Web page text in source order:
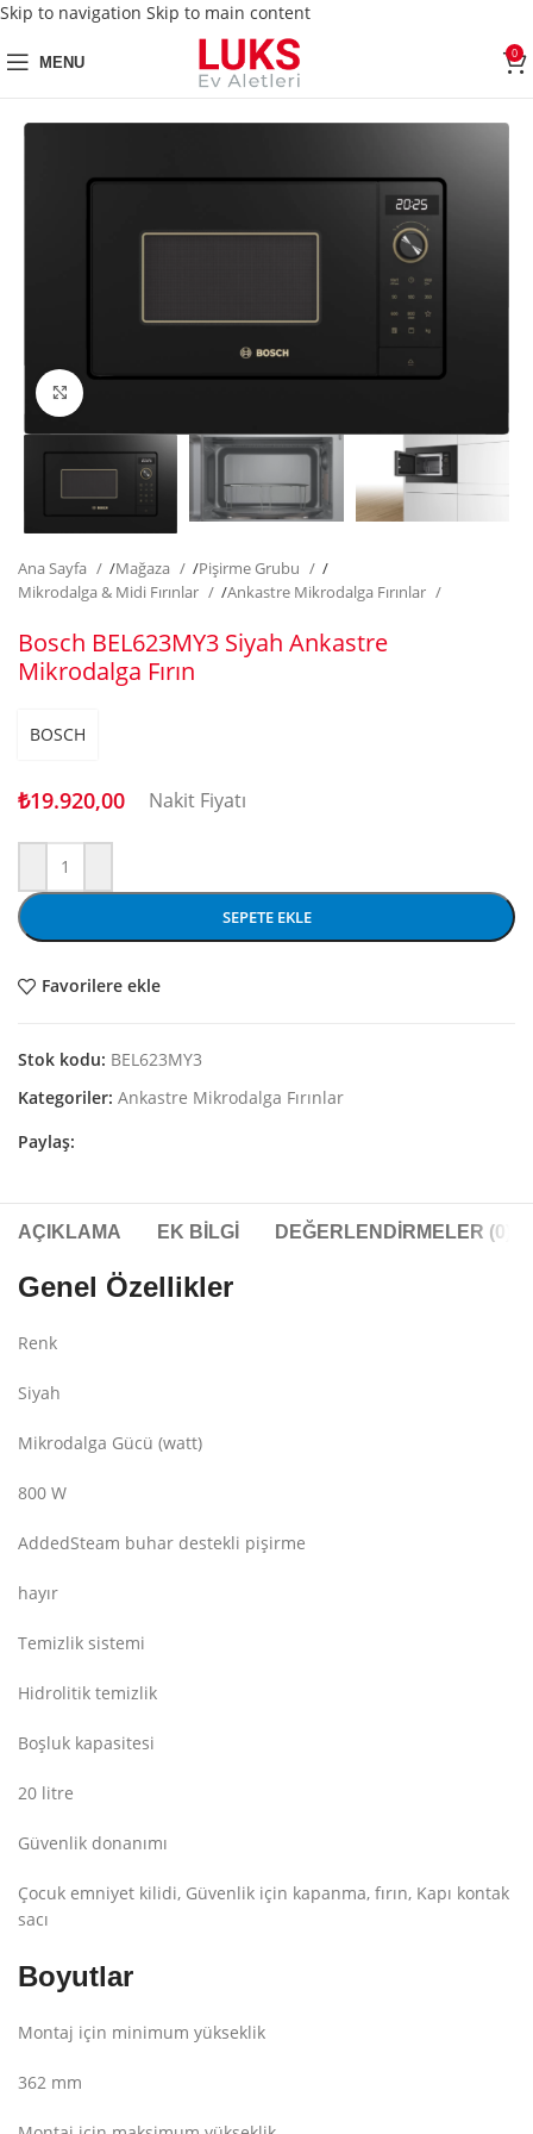
Skip to navigation Skip to main content
MENU 0
Ana Sayfa /Mağaza /Pişirme Grubu
/
Mikrodalga & Midi Fırınlar
/Ankastre Mikrodalga Fırınlar
Bosch BEL623MY3 Siyah Ankastre
Mikrodalga Fırın
BOSCH
₺19.920,00 Nakit Fiyatı
SEPETE EKLE
Favorilere ekle
Stok kodu: BEL623MY3
Kategoriler: Ankastre Mikrodalga Fırınlar
Paylaş:
AÇIKLAMA EK BILGI DEĞERLENDIRMELER (0)
Genel Özellikler
Renk
Siyah
Mikrodalga Gücü (watt)
800 W
AddedSteam buhar destekli pişirme
hayır
Temizlik sistemi
Hidrolitik temizlik
Boşluk kapasitesi
20 litre
Güvenlik donanımı
Çocuk emniyet kilidi, Güvenlik için kapanma, fırın, Kapı kontak
sacı
Boyutlar
Montaj için minimum yükseklik
362 mm